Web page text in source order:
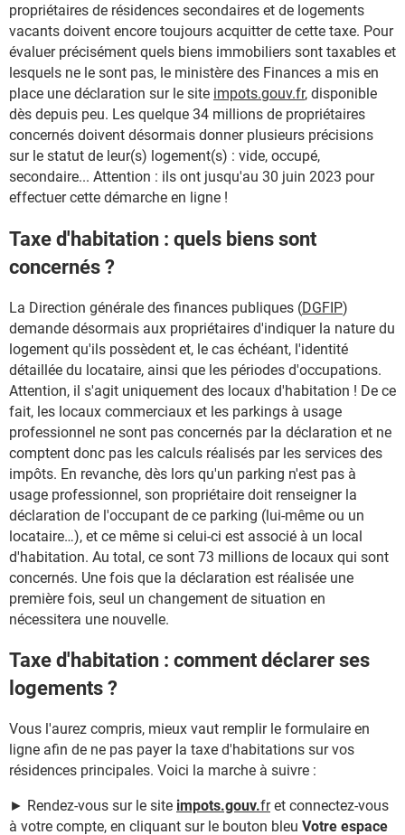
propriétaires de résidences secondaires et de logements
vacants doivent encore toujours acquitter de cette taxe. Pour
évaluer précisément quels biens immobiliers sont taxables et
lesquels ne le sont pas, le ministère des Finances a mis en
place une déclaration sur le site impots.gouv.fr, disponible
dès depuis peu. Les quelque 34 millions de propriétaires
concernés doivent désormais donner plusieurs précisions
sur le statut de leur(s) logement(s) : vide, occupé,
secondaire... Attention : ils ont jusqu'au 30 juin 2023 pour
effectuer cette démarche en ligne !
Taxe d'habitation : quels biens sont
concernés ?
La Direction générale des finances publiques (DGFIP)
demande désormais aux propriétaires d'indiquer la nature du
logement qu'ils possèdent et, le cas échéant, l'identité
détaillée du locataire, ainsi que les périodes d'occupations.
Attention, il s'agit uniquement des locaux d'habitation ! De ce
fait, les locaux commerciaux et les parkings à usage
professionnel ne sont pas concernés par la déclaration et ne
comptent donc pas les calculs réalisés par les services des
impôts. En revanche, dès lors qu'un parking n'est pas à
usage professionnel, son propriétaire doit renseigner la
déclaration de l'occupant de ce parking (lui-même ou un
locataire…), et ce même si celui-ci est associé à un local
d'habitation. Au total, ce sont 73 millions de locaux qui sont
concernés. Une fois que la déclaration est réalisée une
première fois, seul un changement de situation en
nécessitera une nouvelle.
Taxe d'habitation : comment déclarer ses
logements ?
Vous l'aurez compris, mieux vaut remplir le formulaire en
ligne afin de ne pas payer la taxe d'habitations sur vos
résidences principales. Voici la marche à suivre :
► Rendez-vous sur le site impots.gouv.fret connectez-vous
à votre compte, en cliquant sur le bouton bleu Votre espace